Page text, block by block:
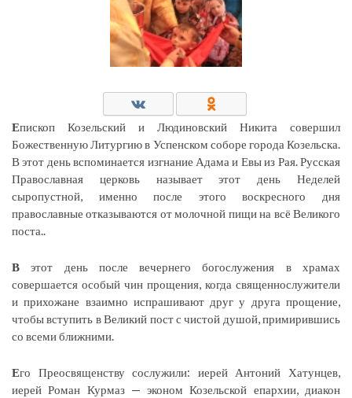
Епископ Козельский и Людиновский Никита совершил
Божественную Литургию в Успенском соборе города Козельска.
В этот день вспоминается изгнание Адама и Евы из Рая. Русская
Православная церковь называет этот день Неделей
сыропустной, именно после этого воскресного дня
православные отказываются от молочной пищи на всё Великого
поста..
В этот день после вечернего богослужения в храмах
совершается особый чин прощения, когда священнослужители
и прихожане взаимно испрашивают друг у друга прощение,
чтобы вступить в Великий пост с чистой душой, примирившись
со всеми ближними.
Его Преосвященству сослужили: иерей Антоний Хатунцев,
иерей Роман Курмаз — эконом Козельской епархии, диакон